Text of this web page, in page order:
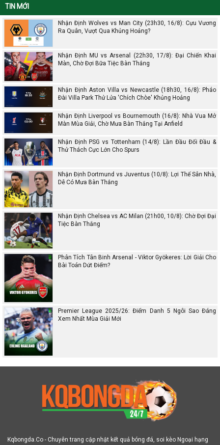
TIN MỚI
Nhận Định Wolves vs Man City (23h30, 16/8): Cựu Vương
Ra Quân, Vượt Qua Khủng Hoảng?
Nhận Định MU vs Arsenal (22h30, 17/8): Đại Chiến Khai
Màn, Chờ Đợi Bữa Tiệc Bàn Thắng
Nhận Định Aston Villa vs Newcastle (18h30, 16/8): Pháo
Đài Villa Park Thử Lửa 'Chích Chòe' Khủng Hoảng
Nhận Định Liverpool vs Bournemouth (16/8): Nhà Vua Mở
Màn Mùa Giải, Chờ Mưa Bàn Thắng Tại Anfield
Nhận Định PSG vs Tottenham (14/8): Lần Đầu Đối Đầu &
Thử Thách Cực Lớn Cho Spurs
Nhận Định Dortmund vs Juventus (10/8): Lợi Thế Sân Nhà,
Dễ Có Mưa Bàn Thắng
Nhận Định Chelsea vs AC Milan (21h00, 10/8): Chờ Đợi Đại
Tiệc Bàn Thắng
Phân Tích Tân Binh Arsenal - Viktor Gyökeres: Lời Giải Cho
Bài Toán Dứt Điểm?
Premier League 2025/26: Điểm Danh 5 Ngôi Sao Đáng
Xem Nhất Mùa Giải Mới
Kqbongda.Co - Chuyên trang cập nhật kết quả bóng đá, soi kèo Ngoại hạng